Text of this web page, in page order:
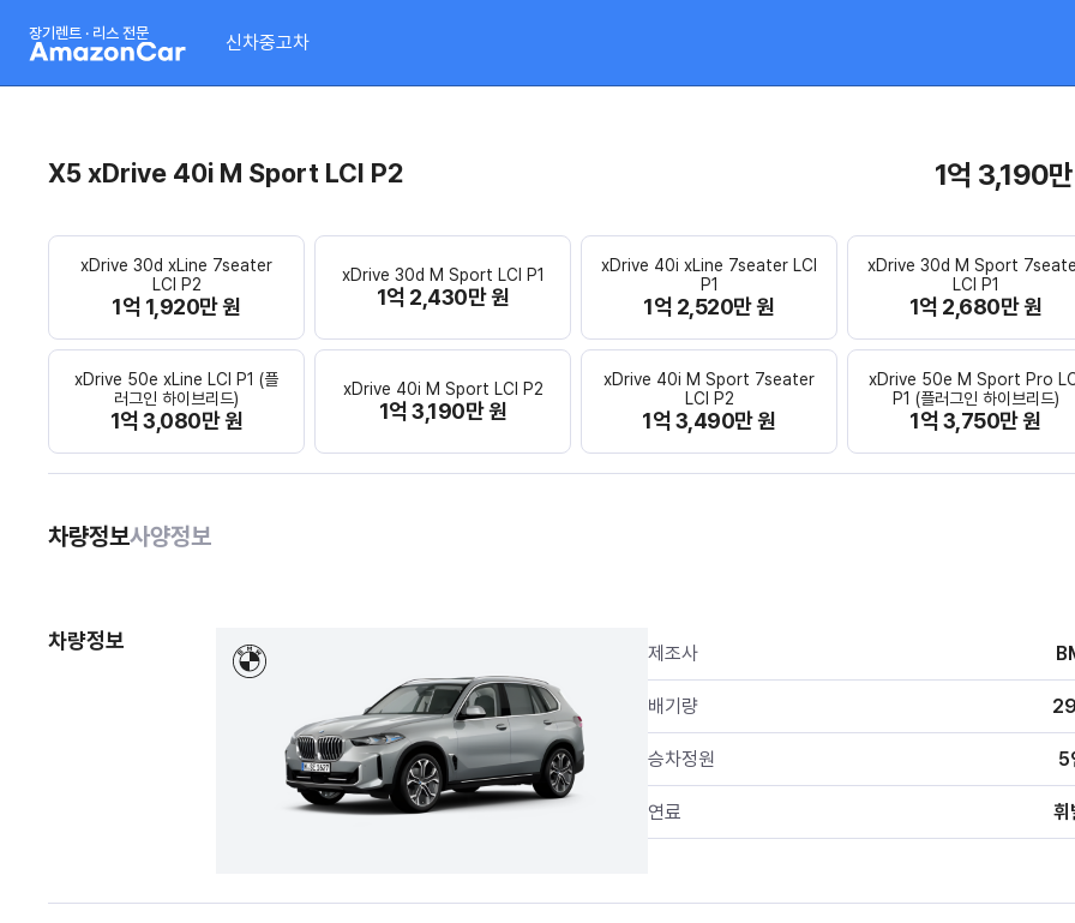
장기렌트 · 리스 전문 신차중고차
X5 xDrive 40i M Sport LCI P2 1억 3,190
xDrive 30d xLine 7seater
LCI P2
1억 1,920만 원
xDrive 30d M Sport LCI P1
1억 2,430만 원
xDrive 40i xLine 7seater LCI
P1
1억 2,520만 원
xDrive 30d M Sport
LCI P1
1억 2,680만 원
xDrive 50e xLine LCI P1 (플
러그인 하이브리드)
1억 3,080만 원
xDrive 40i M Sport LCI P2
1억 3,190만 원
xDrive 40i M Sport 7seater
LCI P2
1억 3,490만 원
xDrive 50e M Sport Pro
P1 (플러그인 하이브리드)
1억 3,750만 원
차량정보사양정보
차량정보
제조사
배기량
승차정원 5
연료 휘